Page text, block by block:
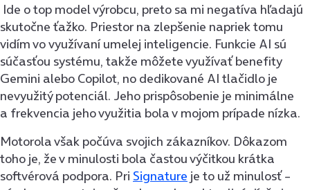
Ide o top model výrobcu, preto sa mi negatíva hľadajú
skutočne ťažko. Priestor na zlepšenie napriek tomu
vidím vo využívaní umelej inteligencie. Funkcie AI sú
súčasťou systému, takže môžete využívať benefity
Gemini alebo Copilot, no dedikované AI tlačidlo je
nevyužitý potenciál. Jeho prispôsobenie je minimálne
a frekvencia jeho využitia bola v mojom prípade nízka.
Motorola však počúva svojich zákazníkov. Dôkazom
toho je, že v minulosti bola častou výčitkou krátka
softvérová podpora. Pri Signature je to už minulosť –